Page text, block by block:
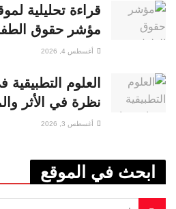
قراءة تحليلية
مؤشر حقوق الطفل
أغسطس 4, 2026
العلوم التطبيقية
نظرة في الأثر
أغسطس 3, 2026
ابحث في الموقع